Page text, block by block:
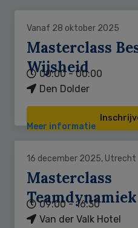
Vanaf 28 oktober 2025
Masterclass
Wijsheid
00:00 - 00:00
Den Dolder
Meer informatie
16 december 2025, Utrecht
Masterclass
Teamdynamiek
09:00 - 16:30
Van der Valk Hotel